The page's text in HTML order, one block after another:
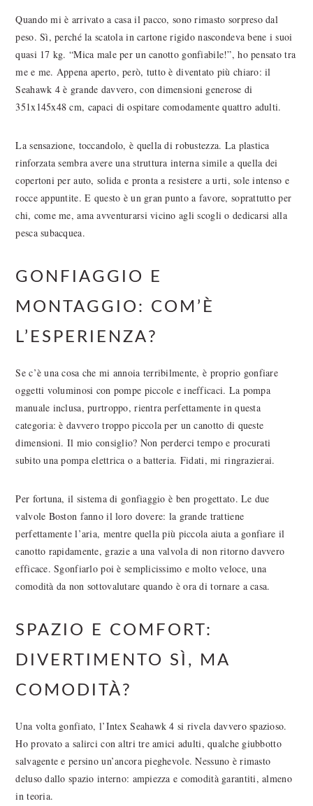
Quando mi è arrivato a casa il pacco, sono rimasto sorpreso dal
peso. Sì, perché la scatola in cartone rigido nascondeva bene i suoi
quasi 17 kg. “Mica male per un canotto gonfiabile!”, ho pensato tra
me e me. Appena aperto, però, tutto è diventato più chiaro: il
Seahawk 4 è grande davvero, con dimensioni generose di
351x145x48 cm, capaci di ospitare comodamente quattro adulti.
La sensazione, toccandolo, è quella di robustezza. La plastica
rinforzata sembra avere una struttura interna simile a quella dei
copertoni per auto, solida e pronta a resistere a urti, sole intenso e
rocce appuntite. E questo è un gran punto a favore, soprattutto per
chi, come me, ama avventurarsi vicino agli scogli o dedicarsi alla
pesca subacquea.
GONFIAGGIO E
MONTAGGIO: COM’È
L’ESPERIENZA?
Se c’è una cosa che mi annoia terribilmente, è proprio gonfiare
oggetti voluminosi con pompe piccole e inefficaci. La pompa
manuale inclusa, purtroppo, rientra perfettamente in questa
categoria: è davvero troppo piccola per un canotto di queste
dimensioni. Il mio consiglio? Non perderci tempo e procurati
subito una pompa elettrica o a batteria. Fidati, mi ringrazierai.
Per fortuna, il sistema di gonfiaggio è ben progettato. Le due
valvole Boston fanno il loro dovere: la grande trattiene
perfettamente l’aria, mentre quella più piccola aiuta a gonfiare il
canotto rapidamente, grazie a una valvola di non ritorno davvero
efficace. Sgonfiarlo poi è semplicissimo e molto veloce, una
comodità da non sottovalutare quando è ora di tornare a casa.
SPAZIO E COMFORT:
DIVERTIMENTO SÌ, MA
COMODITÀ?
Una volta gonfiato, l’Intex Seahawk 4 si rivela davvero spazioso.
Ho provato a salirci con altri tre amici adulti, qualche giubbotto
salvagente e persino un’ancora pieghevole. Nessuno è rimasto
deluso dallo spazio interno: ampiezza e comodità garantiti, almeno
in teoria.